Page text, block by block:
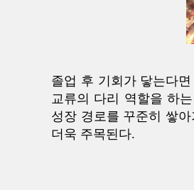
졸업 후 기회가 닿는다
교류의 다리 역할을 하
성장 경로를 꾸준히 쌓
더욱 주목된다.